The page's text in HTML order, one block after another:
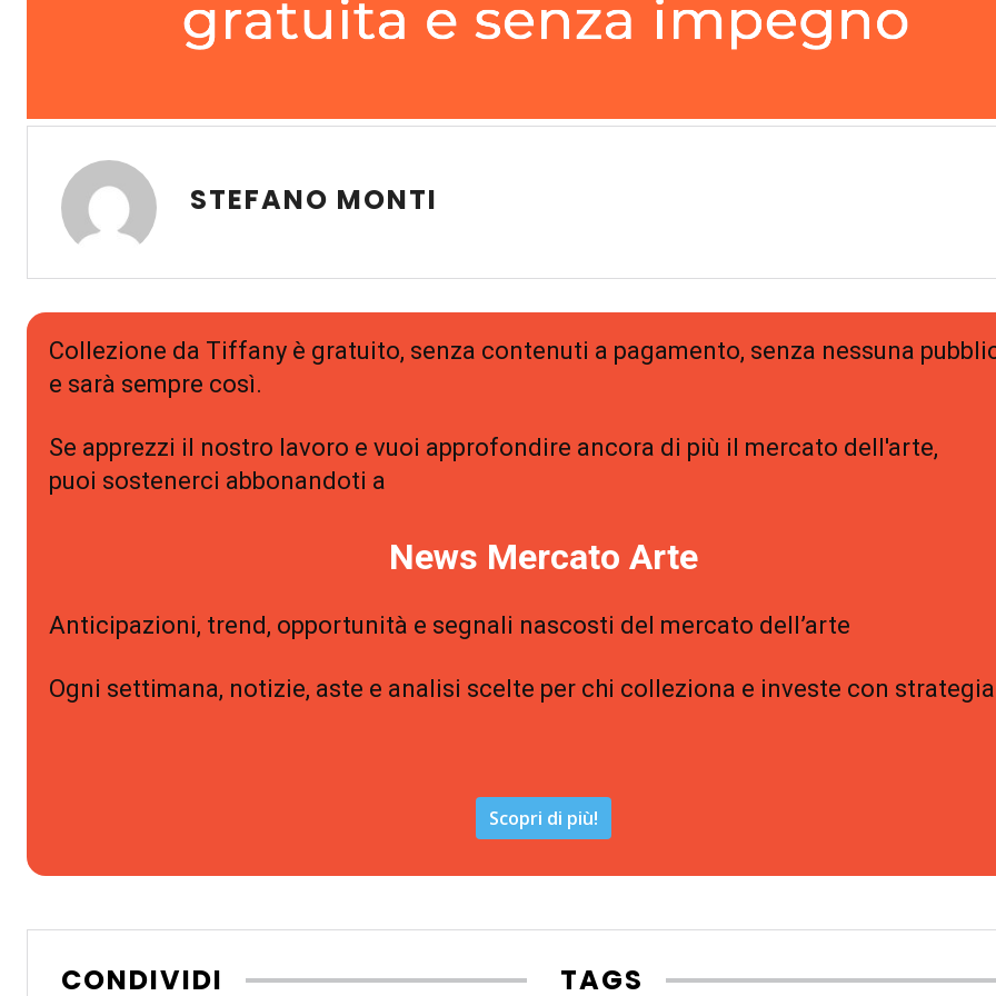
STEFANO MONTI
Collezione da Tiffany è gratuito, senza contenuti a pagamento, senza nessuna
e sarà sempre così.
Se apprezzi il nostro lavoro e vuoi approfondire ancora di più il mercato dell'arte,
puoi sostenerci abbonandoti a
News Mercato Arte
Anticipazioni, trend, opportunità e segnali nascosti del mercato dell’arte
Ogni settimana, notizie, aste e analisi scelte per chi colleziona e investe con
Scopri di più!
CONDIVIDI TAGS